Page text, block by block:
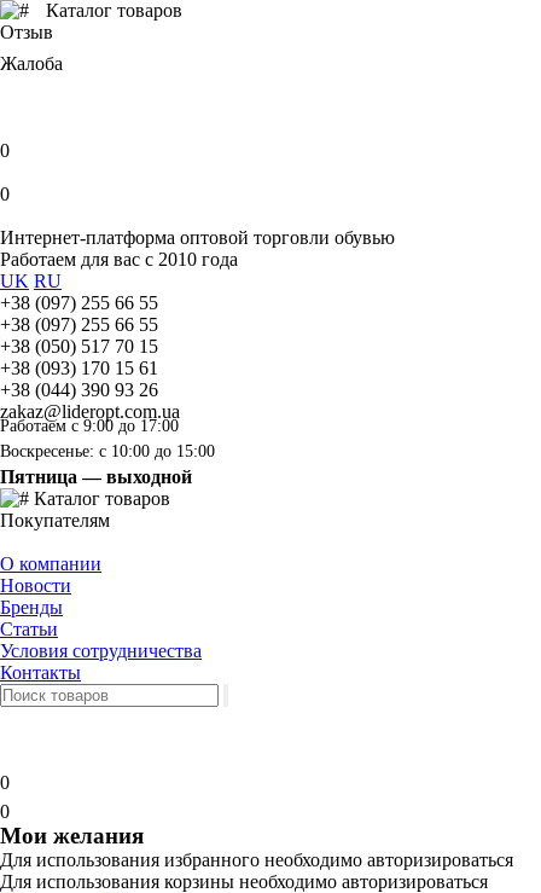
Каталог товаров
Отзыв
Жалоба
0
0
Интернет-платформа оптовой торговли обувью
Работаем для вас с 2010 года
UK RU
+38 (097) 255 66 55
+38 (097) 255 66 55
+38 (050) 517 70 15
+38 (093) 170 15 61
+38 (044) 390 93 26
zakaz@lideropt.com.ua
Работаем с 9:00 до 17:00
Воскресенье: с 10:00 до 15:00
Пятница — выходной
Каталог товаров
Покупателям
О компании
Новости
Бренды
Статьи
Условия сотрудничества
Контакты
0
0
Мои желания
Для использования избранного необходимо авторизироваться
Для использования корзины необходимо авторизироваться